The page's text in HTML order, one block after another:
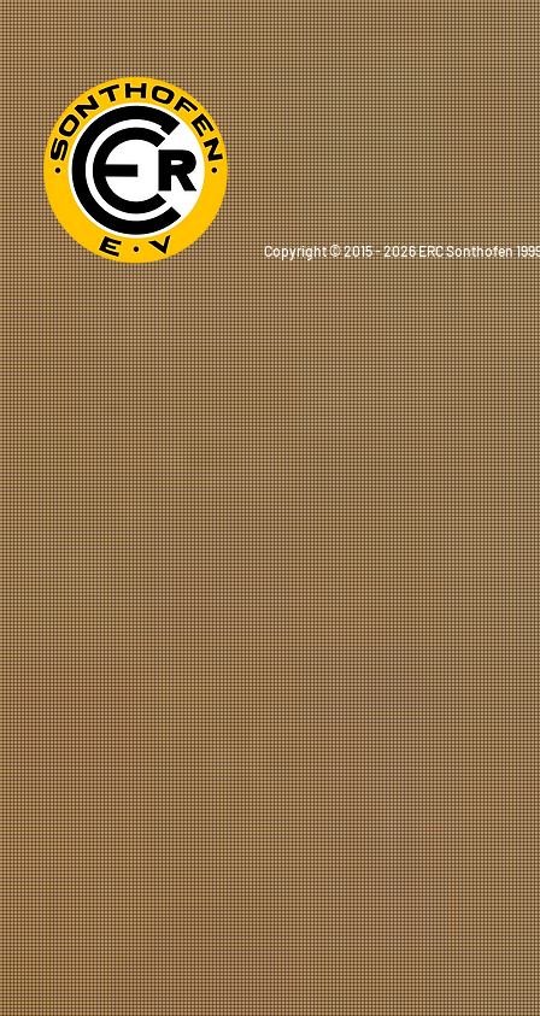
Copyright © 2015 - 2026 ERC Sonthofen